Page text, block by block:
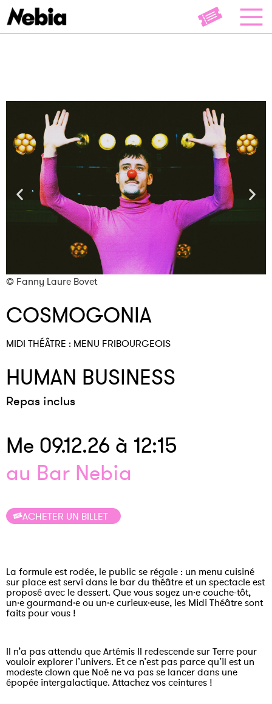
Théâtre
© Fanny Laure Bovet
MIDI THÉÂTRE : MENU FRIBOURGEOIS
COSMOGONIA
HUMAN BUSINESS
Repas inclus
Me 09.12.26 à 12:15
au Bar Nebia
ACHETER UN BILLET
La formule est rodée, le public se régale : un menu cuisiné
sur place est servi dans le bar du théâtre et un spectacle est
proposé avec le dessert. Que vous soyez un·e couche-tôt,
un·e gourmand·e ou un·e curieux·euse, les Midi Théâtre sont
faits pour vous !
Il n’a pas attendu que Artémis II redescende sur Terre pour
vouloir explorer l’univers. Et ce n’est pas parce qu’il est un
modeste clown que Noé ne va pas se lancer dans une
épopée intergalactique. Attachez vos ceintures !